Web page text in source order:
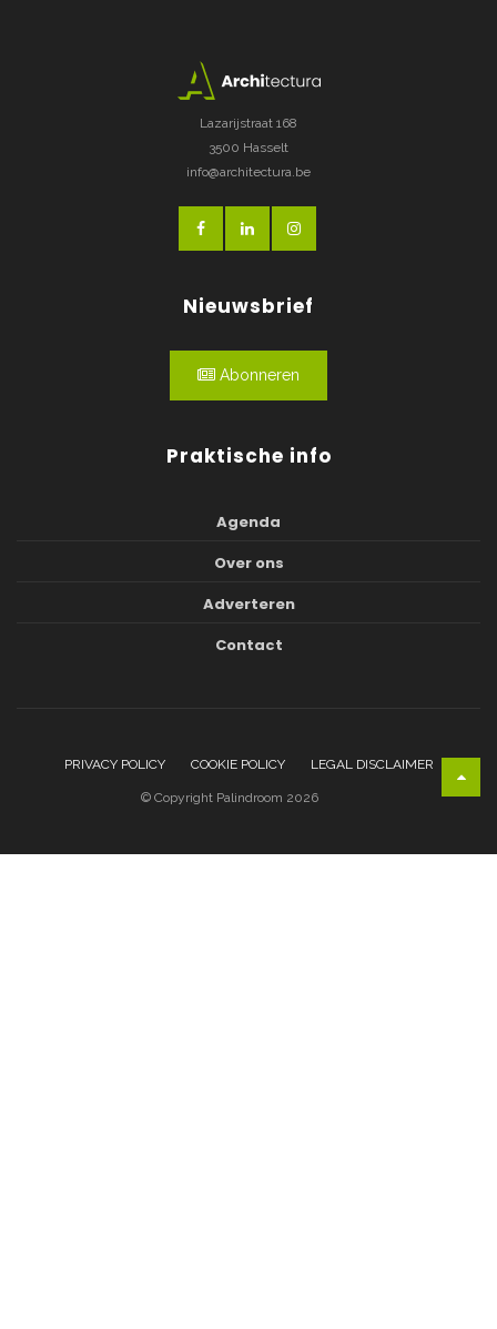
Lazarijstraat 168
3500 Hasselt
info@architectura.be
Nieuwsbrief
Abonneren
Praktische info
Agenda
Over ons
Adverteren
Contact
PRIVACY POLICY COOKIE POLICY LEGAL DISCLAIMER
© Copyright Palindroom 2026